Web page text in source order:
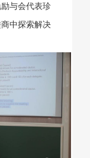
与会代表珍
中探索解决